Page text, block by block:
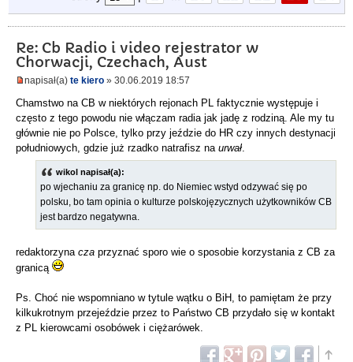
Re: Cb Radio i video rejestrator w
Chorwacji, Czechach, Aust
napisał(a) te kiero » 30.06.2019 18:57
Chamstwo na CB w niektórych rejonach PL faktycznie występuje i
często z tego powodu nie włączam radia jak jadę z rodziną. Ale my tu
głównie nie po Polsce, tylko przy jeździe do HR czy innych destynacji
południowych, gdzie już rzadko natrafisz na urwał.
wikol napisał(a):
po wjechaniu za granicę np. do Niemiec wstyd odzywać się po
polsku, bo tam opinia o kulturze polskojęzycznych użytkowników CB
jest bardzo negatywna.
redaktorzyna cza przyznać sporo wie o sposobie korzystania z CB za
granicą
Ps. Choć nie wspomniano w tytule wątku o BiH, to pamiętam że przy
kilkukrotnym przejeździe przez to Państwo CB przydało się w kontakt
z PL kierowcami osobówek i ciężarówek.